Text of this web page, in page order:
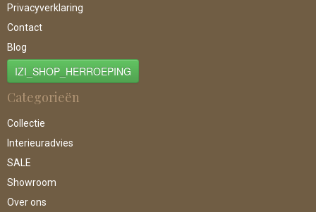
Privacyverklaring
Contact
Blog
IZI_SHOP_HERROEPING
Categorieën
Collectie
Interieuradvies
SALE
Showroom
Over ons